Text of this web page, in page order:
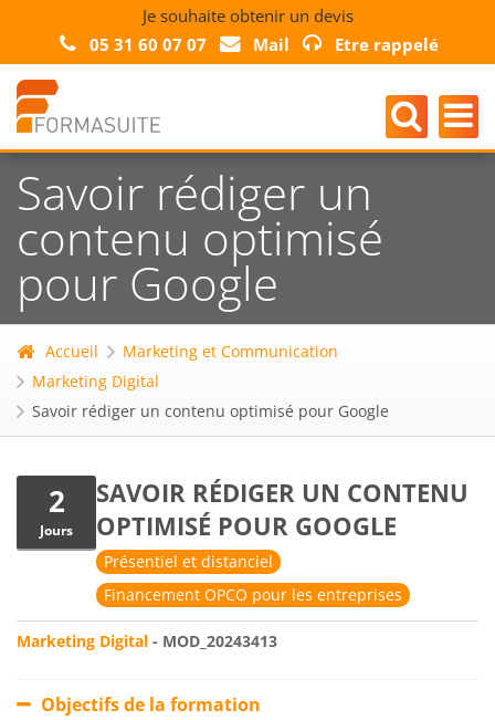
Je souhaite obtenir un devis
05 31 60 07 07
Mail Etre rappelé
Savoir rédiger un
contenu optimisé
pour Google
Accueil
Marketing et Communication
Marketing Digital
Savoir rédiger un contenu optimisé pour Google
2
Jours
SAVOIR RÉDIGER UN CONTENU
OPTIMISÉ POUR GOOGLE
Présentiel et distanciel
Financement OPCO pour les entreprises
Marketing Digital - MOD_20243413
Objectifs de la formation